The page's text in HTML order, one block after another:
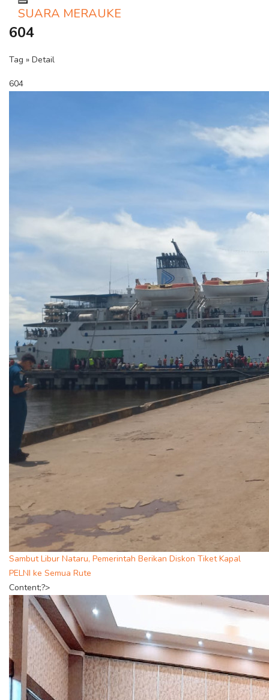
Toggle navigation
SUARA MERAUKE
604
Tag » Detail
604
Sambut Libur Nataru, Pemerintah Berikan Diskon Tiket Kapal
PELNI ke Semua Rute
Content;?>